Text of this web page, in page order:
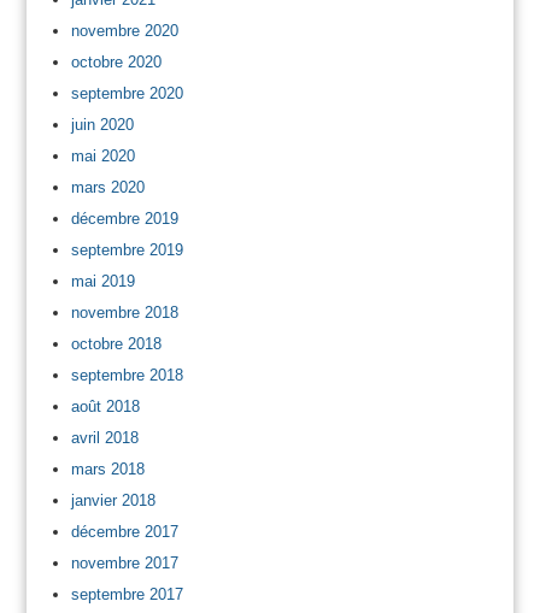
novembre 2020
octobre 2020
septembre 2020
juin 2020
mai 2020
mars 2020
décembre 2019
septembre 2019
mai 2019
novembre 2018
octobre 2018
septembre 2018
août 2018
avril 2018
mars 2018
janvier 2018
décembre 2017
novembre 2017
septembre 2017